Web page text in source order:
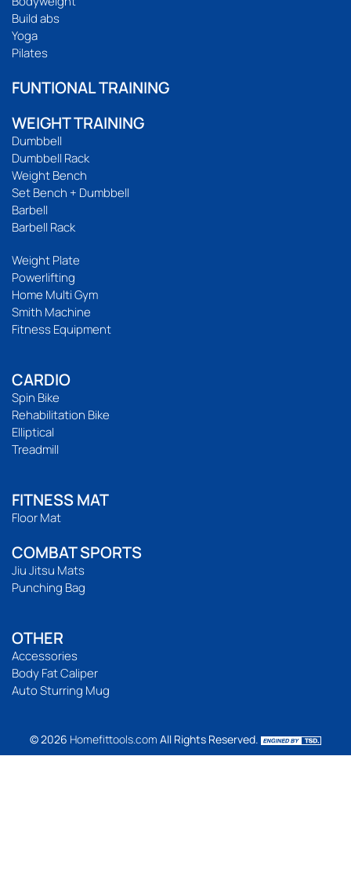
Build abs
Yoga
Pilates
FUNTIONAL TRAINING
WEIGHT TRAINING
Dumbbell
Dumbbell Rack
Weight Bench
Set Bench + Dumbbell
Barbell
Barbell Rack
Weight Plate
Powerlifting
Home Multi Gym
Smith Machine
Fitness Equipment
CARDIO
Spin Bike
Rehabilitation Bike
Elliptical
Treadmill
FITNESS MAT
Floor Mat
COMBAT SPORTS
Jiu Jitsu Mats
Punching Bag
OTHER
Accessories
Body Fat Caliper
Auto Sturring Mug
© 2026 Homefittools.com All Rights Reserved.